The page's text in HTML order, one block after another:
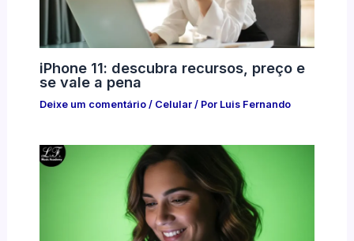
iPhone 11: descubra recursos, preço e
se vale a pena
Deixe um comentário / Celular/ Por Luis Fernando